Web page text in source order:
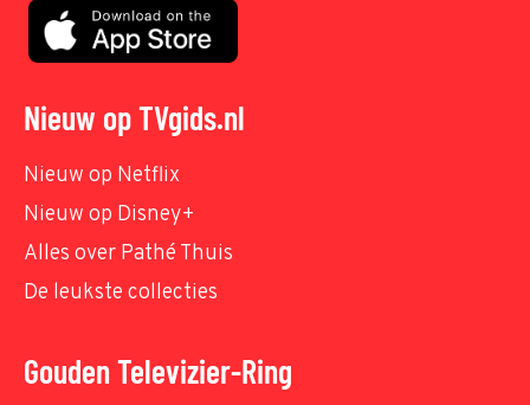
Nieuw op TVgids.nl
Nieuw op Netflix
Nieuw op Disney+
Alles over Pathé Thuis
De leukste collecties
Gouden Televizier-Ring